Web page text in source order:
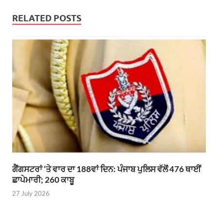
RELATED POSTS
ਗੈਂਗਸਟਰਾਂ ‘ਤੇ ਵਾਰ ਦਾ 188ਵਾਂ ਦਿਨ: ਪੰਜਾਬ ਪੁਲਿਸ ਵੱਲੋਂ 476 ਥਾਈਂ
ਛਾਪੇਮਾਰੀ; 260 ਕਾਬੂ
27 July 2026